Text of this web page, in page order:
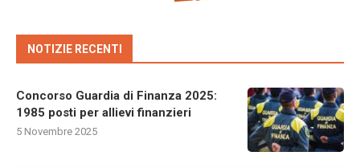
NOTIZIE RECENTI
Concorso Guardia di Finanza 2025:
1985 posti per allievi finanzieri
5 Novembre 2025